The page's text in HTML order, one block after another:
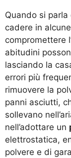
Quando si
cadere in
compromettere
abitudini
lasciando la
errori più
rimuovere la
panni asciutti,
sollevano
nell’adottare un
elettrostatica,
polvere e di